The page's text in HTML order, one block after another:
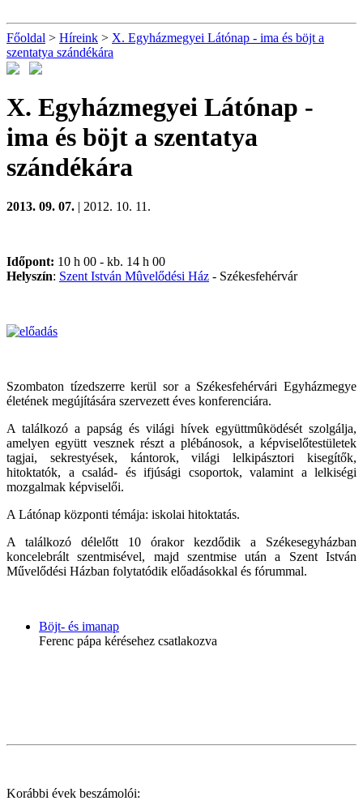
Főoldal > Híreink > X. Egyházmegyei Látónap - ima és böjt a
szentatya szándékára
X. Egyházmegyei Látónap -
ima és böjt a szentatya
szándékára
2013. 09. 07. | 2012. 10. 11.
Időpont: 10 h 00 - kb. 14 h 00
Helyszín: Szent István Mûvelődési Ház - Székesfehérvár
Szombaton tízedszerre kerül sor a Székesfehérvári Egyházmegye
életének megújítására szervezett éves konferenciára.
A találkozó a papság és világi hívek együttmûködését szolgálja,
amelyen együtt vesznek részt a plébánosok, a képviselőtestületek
tagjai, sekrestyések, kántorok, világi lelkipásztori kisegítők,
hitoktatók, a család- és ifjúsági csoportok, valamint a lelkiségi
mozgalmak képviselői.
A Látónap központi témája: iskolai hitoktatás.
A találkozó délelőtt 10 órakor kezdődik a Székesegyházban
koncelebrált szentmisével, majd szentmise után a Szent István
Művelődési Házban folytatódik előadásokkal és fórummal.
Böjt- és imanap
Ferenc pápa kérésehez csatlakozva
Korábbi évek beszámolói: